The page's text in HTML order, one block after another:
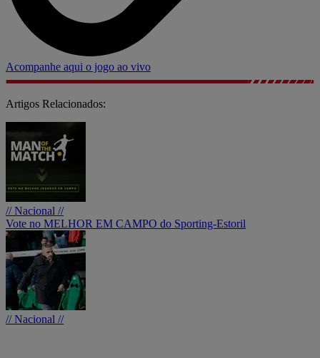
Acompanhe aqui o jogo ao vivo
Artigos Relacionados:
// Nacional //
Vote no MELHOR EM CAMPO do Sporting-Estoril
// Nacional //